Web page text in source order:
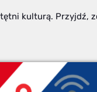
kulturą. Przyjdź,